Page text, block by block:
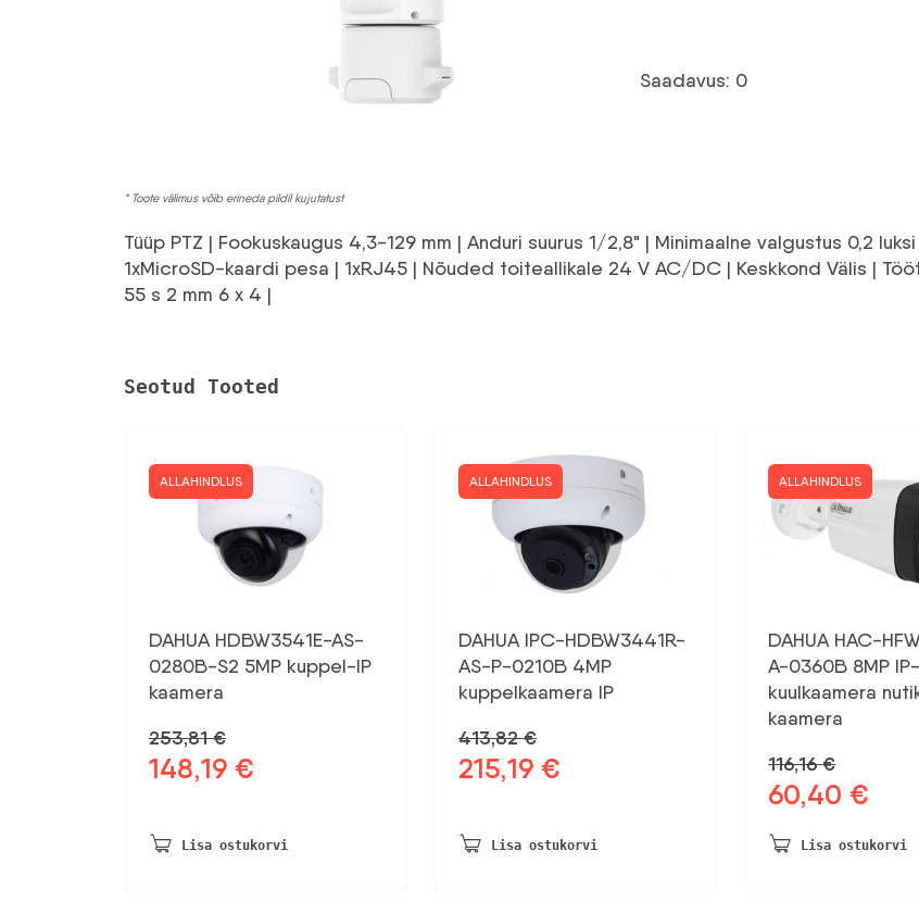
* Toote välimus võib erineda pildil kujutatust
oli:
Saadavus: 0
Tüüp PTZ | Fookuskaugus 4,3-129 mm | Anduri suurus 1/2,8" | Minimaalne valgustus 0,2
1xMicroSD-kaardi pesa | 1xRJ45 | Nõuded toiteallikale 24 V AC/DC | Keskkond Välis |
55 s 2 mm 6 x 4 |
Seotud Tooted
ALLAHINDLUS
DAHUA HDBW3541E-AS-
0280B-S2 5MP kuppel-IP
kaamera
253,81€
Algne
253,81 €.
148,19 €
148,19 €.
Lisa ostukorvi
ALLAHINDLUS
DAHUA IPC-HDBW3441R-
AS-P-0210B 4MP
kuppelkaamera IP
413,82€
Algne
413,82 €.
215,19 €
215,19 €.
Lisa ostukorvi
ALLAHINDLUS
DAHUA HAC-
A-0360B 8MP IP-
kuulkaamera
kaamera
116,16€
Algne
oli:
60,40 €
on:
Lisa ostukorvi